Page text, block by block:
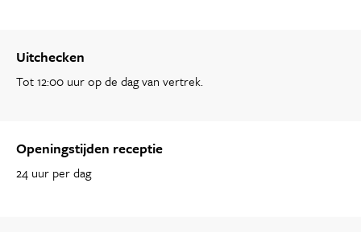
Uitchecken
Tot 12:00 uur op de dag van vertrek.
Openingstijden receptie
24 uur per dag